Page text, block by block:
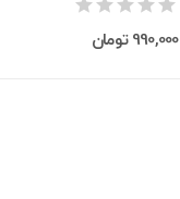
990,000 تومان